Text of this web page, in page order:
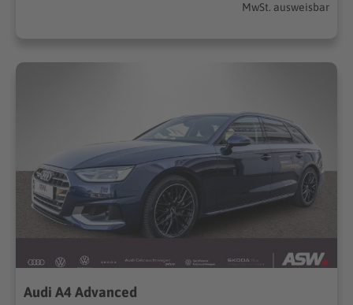
MwSt. ausweisbar
Audi A4 Advanced